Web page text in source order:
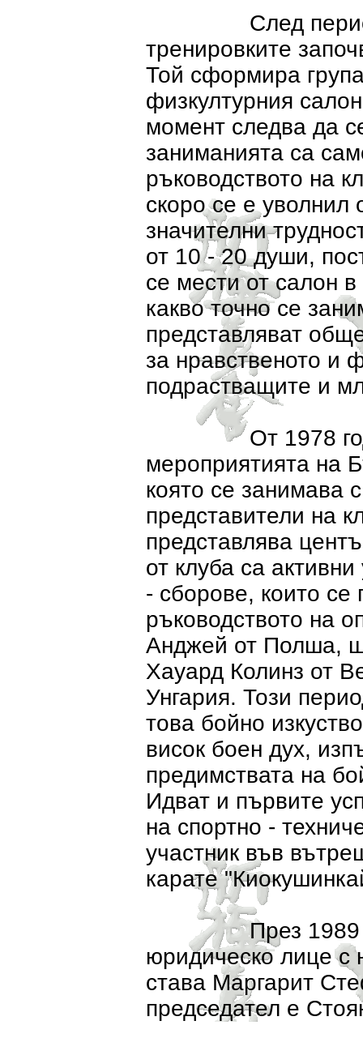
След период от
тренировките
Той сформира
физкултурния
момент следва да
заниманията са
ръководството на
скоро се е уволнил
значителни
от 10 - 20 души,
се мести от салон
какво точно се
представляват
за нравственото и
подрастващите и
От 1978 год.
мероприятията на
която се занимава
представители на
представлява
от клуба са
- сборове, които
ръководството на
Анджей от Полша,
Хауард Колинз от
Унгария. Този
това бойно
висок боен дух,
предимствата на
Идват и първите
на спортно -
участник във
карате
През 1989 год.
юридическо лице с
става Маргарит
председател е